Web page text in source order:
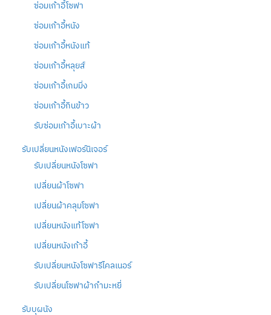
ซ่อมเก้าอี้โซฟา
ซ่อมเก้าอี้หนัง
ซ่อมเก้าอี้หนังแท้
ซ่อมเก้าอี้หลุยส์
ซ่อมเก้าอี้เกมมิ่ง
ซ่อมเก้าอี้กินข้าว
รับซ่อมเก้าอี้เบาะผ้า
รับเปลี่ยนหนังเฟอร์นิเจอร์
รับเปลี่ยนหนังโซฟา
เปลี่ยนผ้าโซฟา
เปลี่ยนผ้าคลุมโซฟา
เปลี่ยนหนังแท้โซฟา
เปลี่ยนหนังเก้าอี้
รับเปลี่ยนหนังโซฟารีไคลเนอร์
รับเปลี่ยนโซฟาผ้ากำมะหยี่
รับบุผนัง